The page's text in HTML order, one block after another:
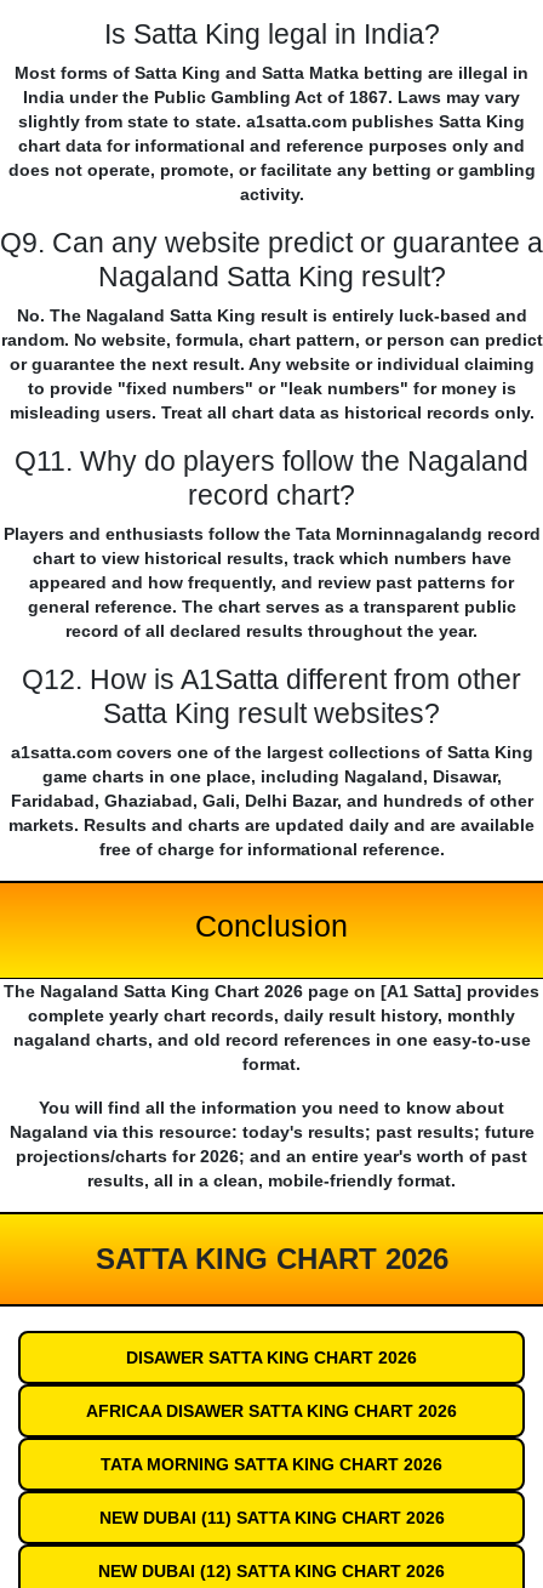
Is Satta King legal in India?
Most forms of Satta King and Satta Matka betting are illegal in
India under the Public Gambling Act of 1867. Laws may vary
slightly from state to state. a1satta.com publishes Satta King
chart data for informational and reference purposes only and
does not operate, promote, or facilitate any betting or gambling
activity.
Q9. Can any website predict or guarantee a
Nagaland Satta King result?
No. The Nagaland Satta King result is entirely luck-based and
random. No website, formula, chart pattern, or person can predict
or guarantee the next result. Any website or individual claiming
to provide "fixed numbers" or "leak numbers" for money is
misleading users. Treat all chart data as historical records only.
Q11. Why do players follow the Nagaland
record chart?
Players and enthusiasts follow the Tata Morninnagalandg record
chart to view historical results, track which numbers have
appeared and how frequently, and review past patterns for
general reference. The chart serves as a transparent public
record of all declared results throughout the year.
Q12. How is A1Satta different from other
Satta King result websites?
a1satta.com covers one of the largest collections of Satta King
game charts in one place, including Nagaland, Disawar,
Faridabad, Ghaziabad, Gali, Delhi Bazar, and hundreds of other
markets. Results and charts are updated daily and are available
free of charge for informational reference.
Conclusion
The Nagaland Satta King Chart 2026 page on [A1 Satta] provides
complete yearly chart records, daily result history, monthly
nagaland charts, and old record references in one easy-to-use
format.
You will find all the information you need to know about
Nagaland via this resource: today's results; past results; future
projections/charts for 2026; and an entire year's worth of past
results, all in a clean, mobile-friendly format.
SATTA KING CHART 2026
DISAWER SATTA KING CHART 2026
AFRICAA DISAWER SATTA KING CHART 2026
TATA MORNING SATTA KING CHART 2026
NEW DUBAI (11) SATTA KING CHART 2026
NEW DUBAI (12) SATTA KING CHART 2026